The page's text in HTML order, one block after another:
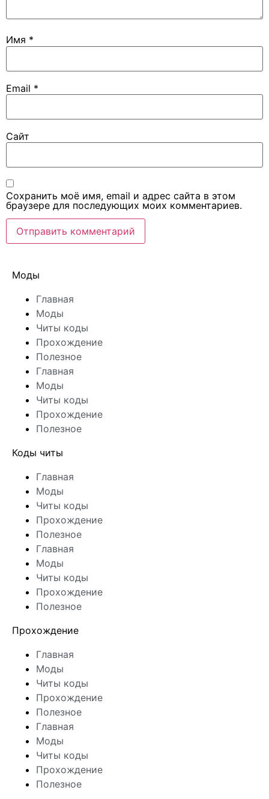
Имя *
Email *
Сайт
Сохранить моё имя, email и адрес сайта в этом
браузере для последующих моих комментариев.
Моды
Главная
Моды
Читы коды
Прохождение
Полезное
Главная
Моды
Читы коды
Прохождение
Полезное
Коды читы
Главная
Моды
Читы коды
Прохождение
Полезное
Главная
Моды
Читы коды
Прохождение
Полезное
Прохождение
Главная
Моды
Читы коды
Прохождение
Полезное
Главная
Моды
Читы коды
Прохождение
Полезное